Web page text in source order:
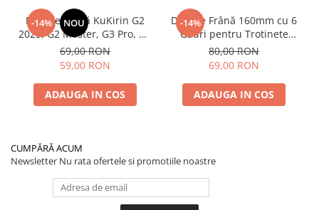
-14% NOU
Plăcuțe Frână KuKirin G2
2025, G2 Master, G3 Pro, G4
– Set 2 Bucăți (Față sau
Spate) Premium
69,00 RON
59,00 RON
ADAUGA IN COS
-14%
Disc de Frână 160mm cu 6
Găuri pentru Trotinete
Electrice KuKirin G4 (Model
2025) și KuKirin G2 –
Performanță Premium
80,00 RON
69,00 RON
ADAUGA IN COS
CUMPĂRĂ ACUM
Newsletter Nu rata ofertele si promotiile noastre